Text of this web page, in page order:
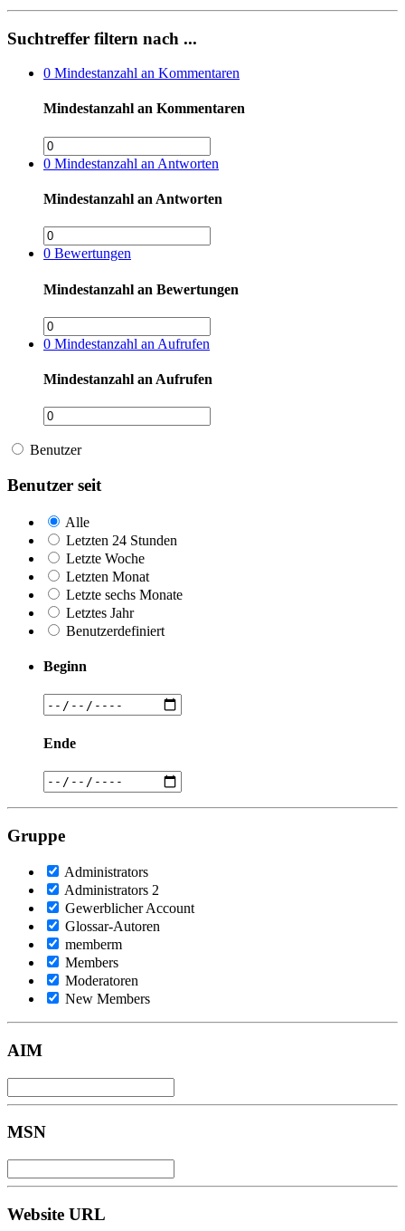
Suchtreffer filtern nach ...
0 Mindestanzahl an Kommentaren
Mindestanzahl an Kommentaren
0 Mindestanzahl an Antworten
Mindestanzahl an Antworten
0 Bewertungen
Mindestanzahl an Bewertungen
0 Mindestanzahl an Aufrufen
Mindestanzahl an Aufrufen
Benutzer
Benutzer seit
Alle
Letzten 24 Stunden
Letzte Woche
Letzten Monat
Letzte sechs Monate
Letztes Jahr
Benutzerdefiniert
Beginn
Ende
Gruppe
Administrators
Administrators 2
Gewerblicher Account
Glossar-Autoren
memberm
Members
Moderatoren
New Members
AIM
MSN
Website URL